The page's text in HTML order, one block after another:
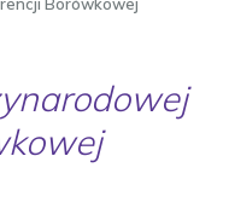
Borówkowej